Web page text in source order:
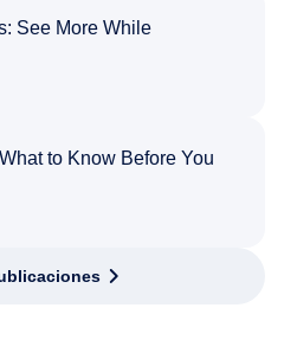
See More While
to Know Before You